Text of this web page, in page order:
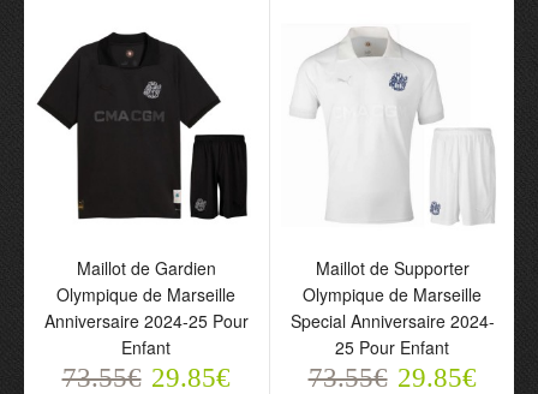
Maillot de Gardien
Olympique de Marseille
2025-26 Jaune Pour
Homme
Maillot de Gardien
Olympique de Marseille
Anniversaire 2024-25 Pour
Enfant
73.55€ 29.85€
Maillot de Supporter
Olympique de Marseille
Special Anniversaire 2024-
25 Pour Enfant
73.55€ 29.85€